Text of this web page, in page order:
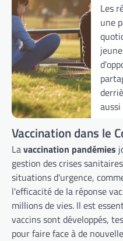
Les
une
aussi
Vaccination dans le
Lavaccination pandémies
gestion des crises
situations d'urgence,
l'efficacité de la réponse
millions de vies. Il est
vaccins sont développés,
pour faire face à de